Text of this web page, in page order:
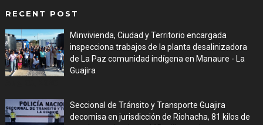
RECENT POST
Minvivienda, Ciudad y Territorio encargada
inspecciona trabajos de la planta desalinizadora
de La Paz comunidad indígena en Manaure - La
Guajira
Seccional de Tránsito y Transporte Guajira
decomisa en jurisdicción de Riohacha, 81 kilos de